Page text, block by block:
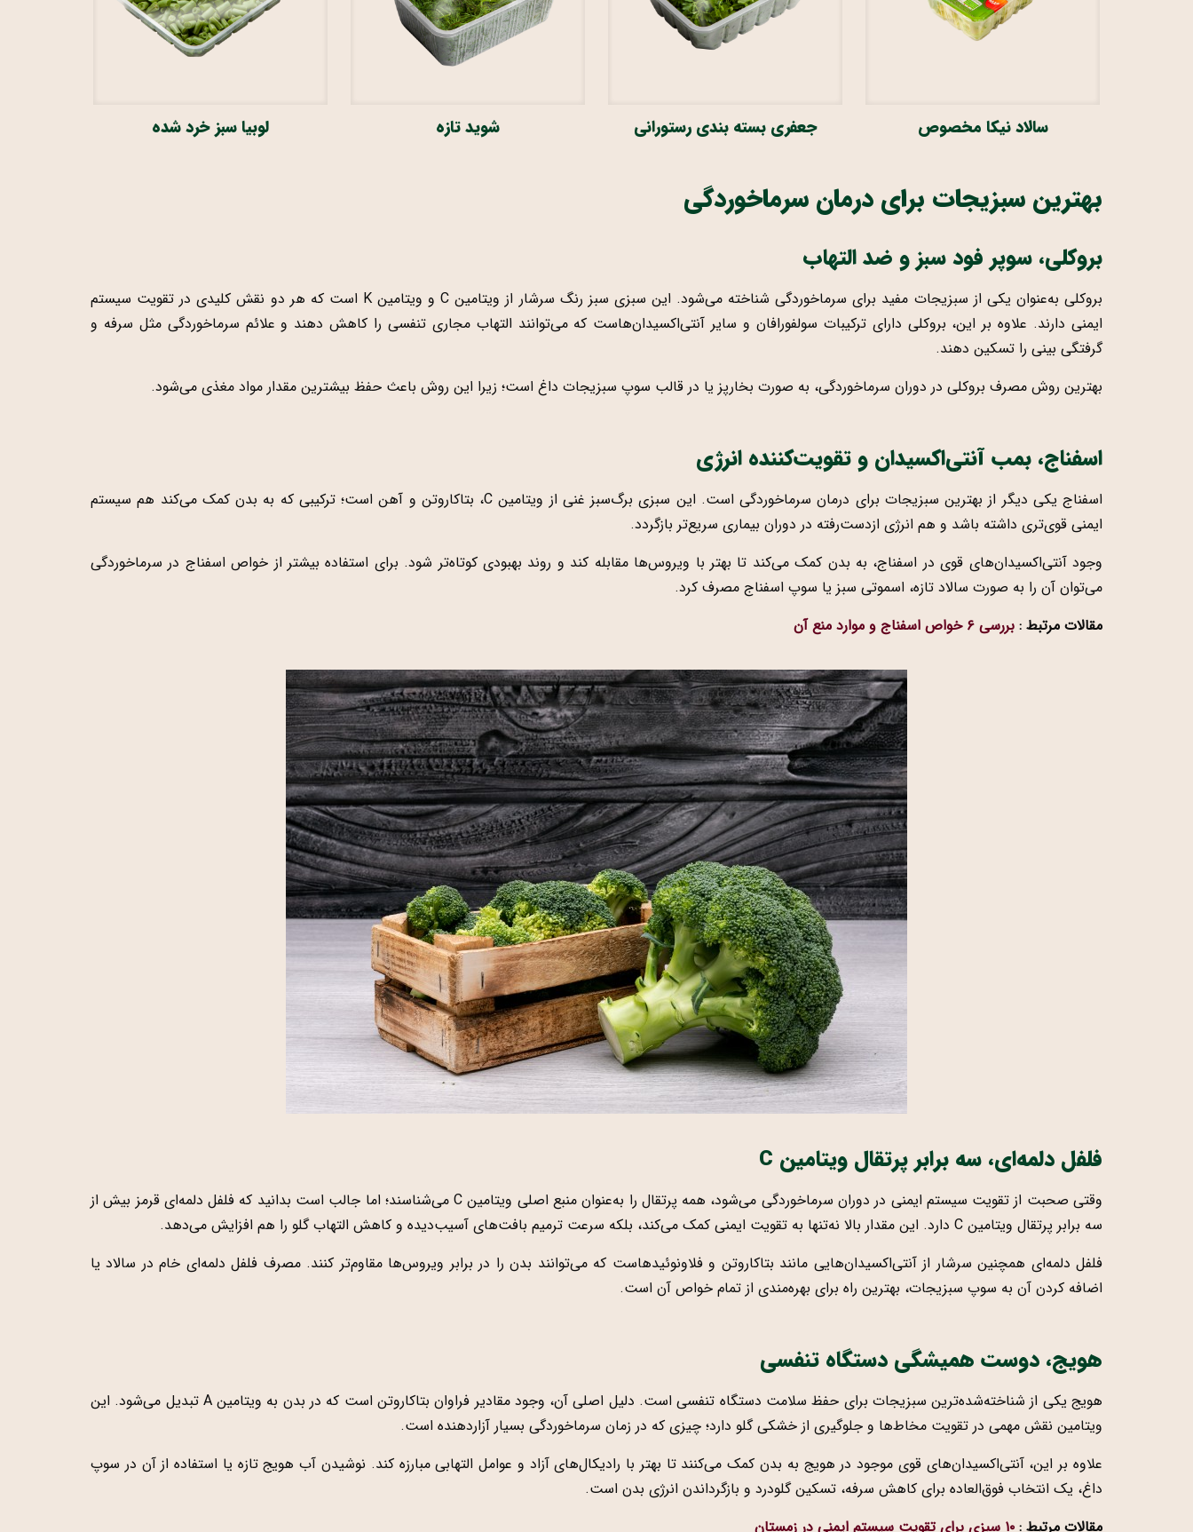
سالاد نیکا مخصوص جعفری بسته بندی رستورانی شوید تازه لوبیا سبز خرد شده
بهترین سبزیجات برای درمان سرماخوردگی
بروکلی، سوپر فود سبز و ضد التهاب
بروکلی به‌عنوان یکی از سبزیجات مفید برای سرماخوردگی شناخته می‌شود. این سبزی سبز رنگ سرشار از ویتامین C و ویتامین K است که هر دو نقش کلیدی در تقویت سیستم
ایمنی دارند. علاوه بر این، بروکلی دارای ترکیبات سولفورافان و سایر آنتی‌اکسیدان‌هاست که می‌توانند التهاب مجاری تنفسی را کاهش دهند و علائم سرماخوردگی مثل سرفه و
گرفتگی بینی را تسکین دهند.
بهترین روش مصرف بروکلی در دوران سرماخوردگی، به صورت بخارپز یا در قالب سوپ سبزیجات داغ است؛ زیرا این روش باعث حفظ بیشترین مقدار مواد مغذی می‌شود.
اسفناج، بمب آنتی‌اکسیدان و تقویت‌کننده انرژی
اسفناج یکی دیگر از بهترین سبزیجات برای درمان سرماخوردگی است. این سبزی برگ‌سبز غنی از ویتامین C، بتاکاروتن و آهن است؛ ترکیبی که به بدن کمک می‌کند هم سیستم
ایمنی قوی‌تری داشته باشد و هم انرژی ازدست‌رفته در دوران بیماری سریع‌تر بازگردد.
وجود آنتی‌اکسیدان‌های قوی در اسفناج، به بدن کمک می‌کند تا بهتر با ویروس‌ها مقابله کند و روند بهبودی کوتاه‌تر شود. برای استفاده بیشتر از خواص اسفناج در سرماخوردگی
می‌توان آن را به صورت سالاد تازه، اسموتی سبز یا سوپ اسفناج مصرف کرد.
مقالات مرتبط : بررسی ۶ خواص اسفناج و موارد منع آن
فلفل دلمه‌ای، سه برابر پرتقال ویتامین C
وقتی صحبت از تقویت سیستم ایمنی در دوران سرماخوردگی می‌شود، همه پرتقال را به‌عنوان منبع اصلی ویتامین C می‌شناسند؛ اما جالب است بدانید که فلفل دلمه‌ای قرمز بیش از
سه برابر پرتقال ویتامین C دارد. این مقدار بالا نه‌تنها به تقویت ایمنی کمک می‌کند، بلکه سرعت ترمیم بافت‌های آسیب‌دیده و کاهش التهاب گلو را هم افزایش می‌دهد.
فلفل دلمه‌ای همچنین سرشار از آنتی‌اکسیدان‌هایی مانند بتاکاروتن و فلاونوئیدهاست که می‌توانند بدن را در برابر ویروس‌ها مقاوم‌تر کنند. مصرف فلفل دلمه‌ای خام در سالاد یا
اضافه کردن آن به سوپ سبزیجات، بهترین راه برای بهره‌مندی از تمام خواص آن است.
هویج، دوست همیشگی دستگاه تنفسی
هویج یکی از شناخته‌شده‌ترین سبزیجات برای حفظ سلامت دستگاه تنفسی است. دلیل اصلی آن، وجود مقادیر فراوان بتاکاروتن است که در بدن به ویتامین A تبدیل می‌شود. این
ویتامین نقش مهمی در تقویت مخاط‌ها و جلوگیری از خشکی گلو دارد؛ چیزی که در زمان سرماخوردگی بسیار آزاردهنده است.
علاوه بر این، آنتی‌اکسیدان‌های قوی موجود در هویج به بدن کمک می‌کنند تا بهتر با رادیکال‌های آزاد و عوامل التهابی مبارزه کند. نوشیدن آب هویج تازه یا استفاده از آن در سوپ
داغ، یک انتخاب فوق‌العاده برای کاهش سرفه، تسکین گلودرد و بازگرداندن انرژی بدن است.
مقالات مرتبط : ۱۰ سبزی برای تقویت سیستم ایمنی در زمستان